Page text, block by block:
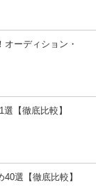
ーディション・
【徹底比較】
選【徹底比較】